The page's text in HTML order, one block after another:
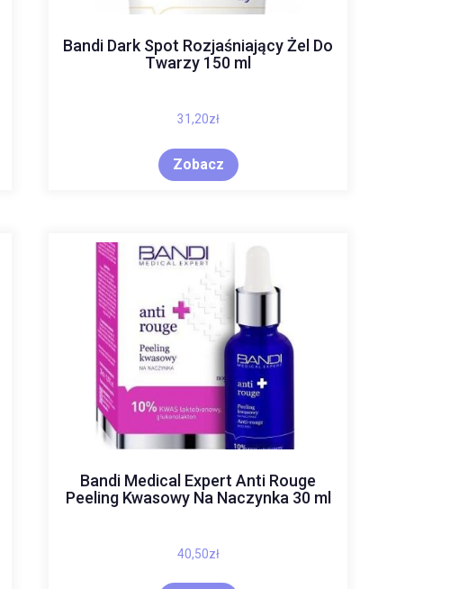
Bandi Dark Spot Rozjaśniający Żel Do
Twarzy 150 ml
31,20zł
Zobacz
Bandi Medical Expert Anti Rouge
Peeling Kwasowy Na Naczynka 30 ml
40,50zł